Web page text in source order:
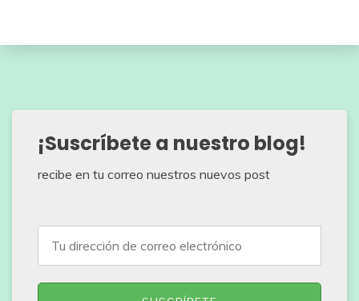
¡Suscríbete a nuestro blog!
recibe en tu correo nuestros nuevos post